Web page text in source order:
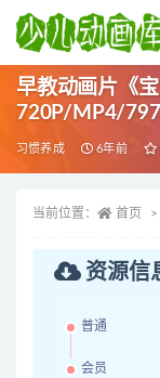
早教动画片《
720P/MP4/
习惯养成 6年前
当前位置： 首页
资源信
普通
会员